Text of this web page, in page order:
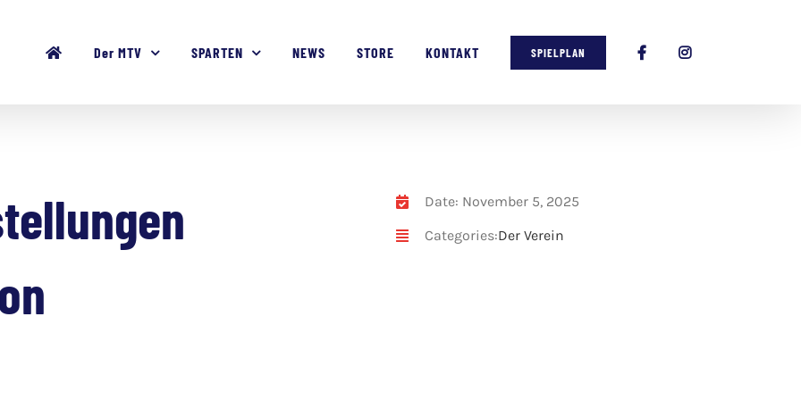
Der MTV SPARTEN NEWS STORE KONTAKT SPIELPLAN
Date: November 5, 2025
Categories:Der Verein